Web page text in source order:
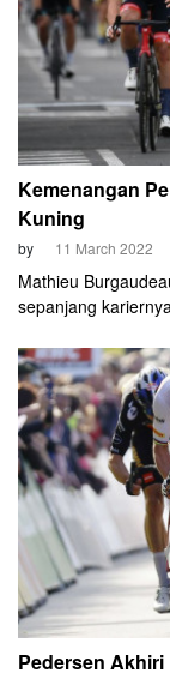
Kemenangan
Kuning
by 11 March 2022
Mathieu
sepanjang
Pedersen